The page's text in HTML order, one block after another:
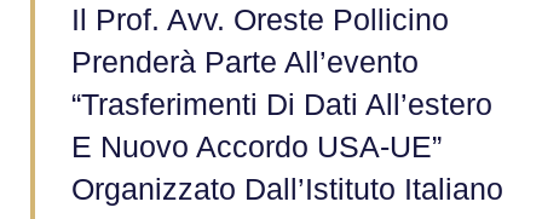
Il Prof. Avv. Oreste Pollicino
Prenderà Parte All’evento
“Trasferimenti Di Dati All’estero
E Nuovo Accordo USA-UE”
Organizzato Dall’Istituto Italiano